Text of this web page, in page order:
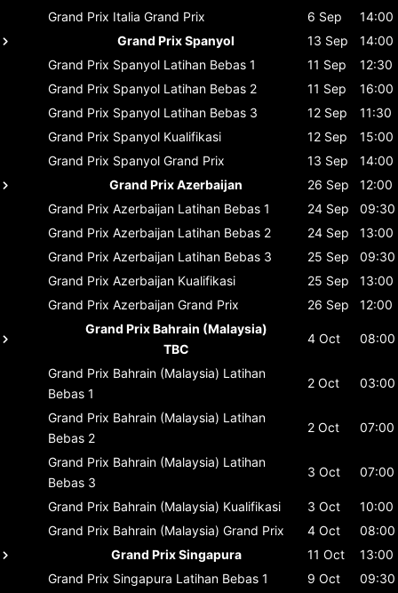
Grand Prix Italia Grand Prix 6 Sep
14:00
Grand Prix Spanyol
13 Sep
14:00
Grand Prix Spanyol Latihan Bebas 1 11 Sep
12:30
Grand Prix Spanyol Latihan Bebas 2 11 Sep
16:00
Grand Prix Spanyol Latihan Bebas 3 12 Sep
11:30
Grand Prix Spanyol Kualifikasi 12 Sep
15:00
Grand Prix Spanyol Grand Prix 13 Sep
14:00
Grand Prix Azerbaijan
26 Sep
12:00
Grand Prix Azerbaijan Latihan Bebas 1 24 Sep
09:30
Grand Prix Azerbaijan Latihan Bebas 2 24 Sep
13:00
Grand Prix Azerbaijan Latihan Bebas 3 25 Sep
09:30
Grand Prix Azerbaijan Kualifikasi 25 Sep
13:00
Grand Prix Azerbaijan Grand Prix 26 Sep
12:00
Grand Prix Bahrain (Malaysia)
TBC
4 Oct 08:00
Grand Prix Bahrain (Malaysia) Latihan
Bebas 1
2 Oct 03:00
Grand Prix Bahrain (Malaysia) Latihan
Bebas 2
2 Oct 07:00
Grand Prix Bahrain (Malaysia) Latihan
Bebas 3
3 Oct 07:00
Grand Prix Bahrain (Malaysia) Kualifikasi 3 Oct
10:00
Grand Prix Bahrain (Malaysia) Grand Prix 4 Oct
08:00
Grand Prix Singapura
11 Oct
13:00
Grand Prix Singapura Latihan Bebas 1 9 Oct
09:30